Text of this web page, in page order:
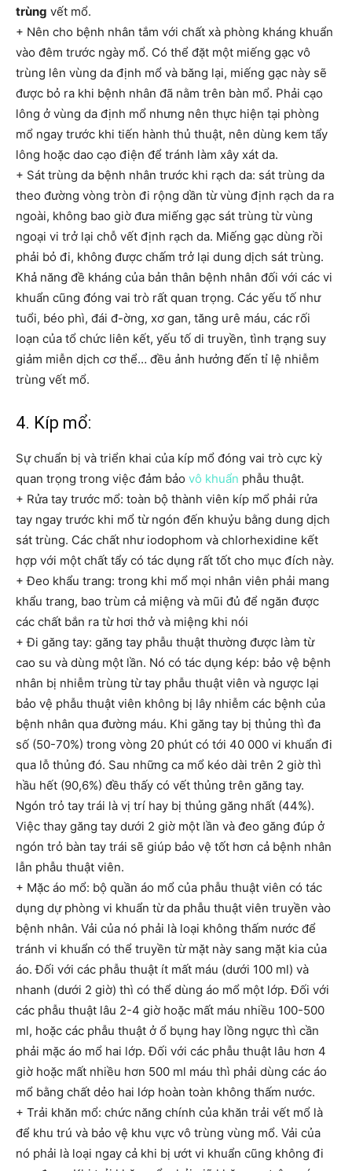
trùng vết mổ.
+ Nên cho bệnh nhân tắm với chất xà phòng kháng khuẩn
vào đêm trước ngày mổ. Có thể đặt một miếng gạc vô
trùng lên vùng da định mổ và băng lại, miếng gạc này sẽ
được bỏ ra khi bệnh nhân đã nằm trên bàn mổ. Phải cạo
lông ở vùng da định mổ nhưng nên thực hiện tại phòng
mổ ngay trước khi tiến hành thủ thuật, nên dùng kem tẩy
lông hoặc dao cạo điện để tránh làm xây xát da.
+ Sát trùng da bệnh nhân trước khi rạch da: sát trùng da
theo đường vòng tròn đi rộng dần từ vùng định rạch da ra
ngoài, không bao giờ đưa miếng gạc sát trùng từ vùng
ngoại vi trở lại chỗ vết định rạch da. Miếng gạc dùng rồi
phải bỏ đi, không được chấm trở lại dung dịch sát trùng.
Khả năng đề kháng của bản thân bệnh nhân đối với các vi
khuẩn cũng đóng vai trò rất quan trọng. Các yếu tố như
tuổi, béo phì, đái đ-ờng, xơ gan, tăng urê máu, các rối
loạn của tổ chức liên kết, yếu tố di truyền, tình trạng suy
giảm miễn dịch cơ thể… đều ảnh hưởng đến tỉ lệ nhiễm
trùng vết mổ.
4. Kíp mổ:
Sự chuẩn bị và triển khai của kíp mổ đóng vai trò cực kỳ
quan trọng trong việc đảm bảo vô khuẩn phẫu thuật.
+ Rửa tay trước mổ: toàn bộ thành viên kíp mổ phải rửa
tay ngay trước khi mổ từ ngón đến khuỷu bằng dung dịch
sát trùng. Các chất như iodophom và chlorhexidine kết
hợp với một chất tẩy có tác dụng rất tốt cho mục đích này.
+ Đeo khẩu trang: trong khi mổ mọi nhân viên phải mang
khẩu trang, bao trùm cả miệng và mũi đủ để ngăn được
các chất bắn ra từ hơi thở và miệng khi nói
+ Đi găng tay: găng tay phẫu thuật thường được làm từ
cao su và dùng một lần. Nó có tác dụng kép: bảo vệ bệnh
nhân bị nhiễm trùng từ tay phẫu thuật viên và ngược lại
bảo vệ phẫu thuật viên không bị lây nhiễm các bệnh của
bệnh nhân qua đường máu. Khi găng tay bị thủng thì đa
số (50-70%) trong vòng 20 phút có tới 40 000 vi khuẩn đi
qua lỗ thủng đó. Sau những ca mổ kéo dài trên 2 giờ thì
hầu hết (90,6%) đều thấy có vết thủng trên găng tay.
Ngón trỏ tay trái là vị trí hay bị thủng găng nhất (44%).
Việc thay găng tay dưới 2 giờ một lần và đeo găng đúp ở
ngón trỏ bàn tay trái sẽ giúp bảo vệ tốt hơn cả bệnh nhân
lẫn phẫu thuật viên.
+ Mặc áo mổ: bộ quần áo mổ của phẫu thuật viên có tác
dụng dự phòng vi khuẩn từ da phẫu thuật viên truyền vào
bệnh nhân. Vải của nó phải là loại không thấm nước để
tránh vi khuẩn có thể truyền từ mặt này sang mặt kia của
áo. Đối với các phẫu thuật ít mất máu (dưới 100 ml) và
nhanh (dưới 2 giờ) thì có thể dùng áo mổ một lớp. Đối với
các phẫu thuật lâu 2-4 giờ hoặc mất máu nhiều 100-500
ml, hoặc các phẫu thuật ở ổ bụng hay lồng ngực thì cần
phải mặc áo mổ hai lớp. Đối với các phẫu thuật lâu hơn 4
giờ hoặc mất nhiều hơn 500 ml máu thì phải dùng các áo
mổ bằng chất dẻo hai lớp hoàn toàn không thấm nước.
+ Trải khăn mổ: chức năng chính của khăn trải vết mổ là
để khu trú và bảo vệ khu vực vô trùng vùng mổ. Vải của
nó phải là loại ngay cả khi bị ướt vi khuẩn cũng không đi